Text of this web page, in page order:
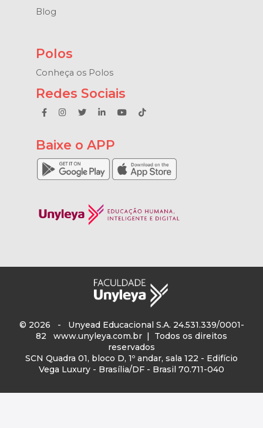
Blog
Polos
Conheça os Polos
Redes Sociais
Baixe o APP
© 2026 - Unyead Educacional S.A. 24.531.339/0001-
82 www.unyleya.com.br | Todos os direitos
reservados
SCN Quadra 01, bloco D, 1º andar, sala 122 - Edifício
Vega Luxury - Brasília/DF - Brasil 70.711-040